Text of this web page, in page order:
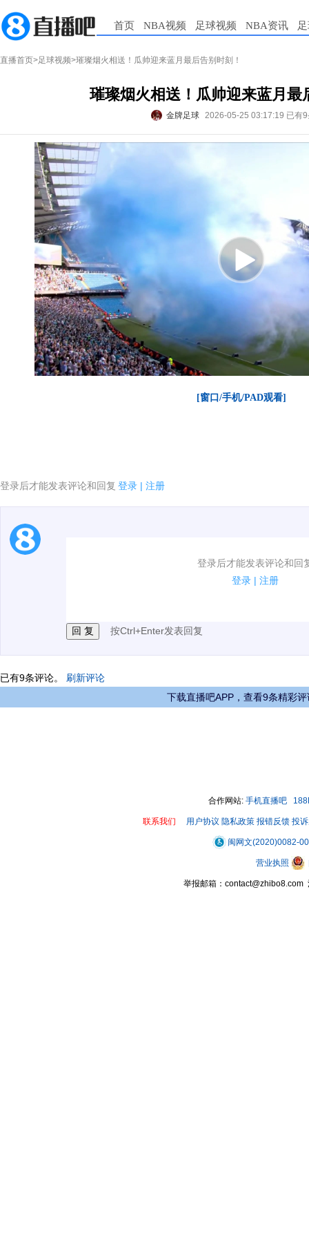
首页 NBA视频 足球视频 NBA资讯
直播首页>足球视频>璀璨烟火相送！瓜帅迎来蓝月最后告别时刻！
璀璨烟火相送！瓜帅迎来蓝月最
金牌足球 2026-05-25 03:17:19 已有
[窗口/手机/PAD观看]
登录后才能发表评论和回复 登录 | 注册
登录后才能发表评论和回
登录 | 注册
1.电脑端新用户可以发表评论了！
按Ctrl+Enter发表回复
已有9条评论。 刷新评论
下载直播吧APP，查看9条精彩评
合作网站: 手机直播吧
联系我们 用户协议 隐私政策 报错反馈 投
闽网文(2020)0082-
营业执照
举报邮箱：